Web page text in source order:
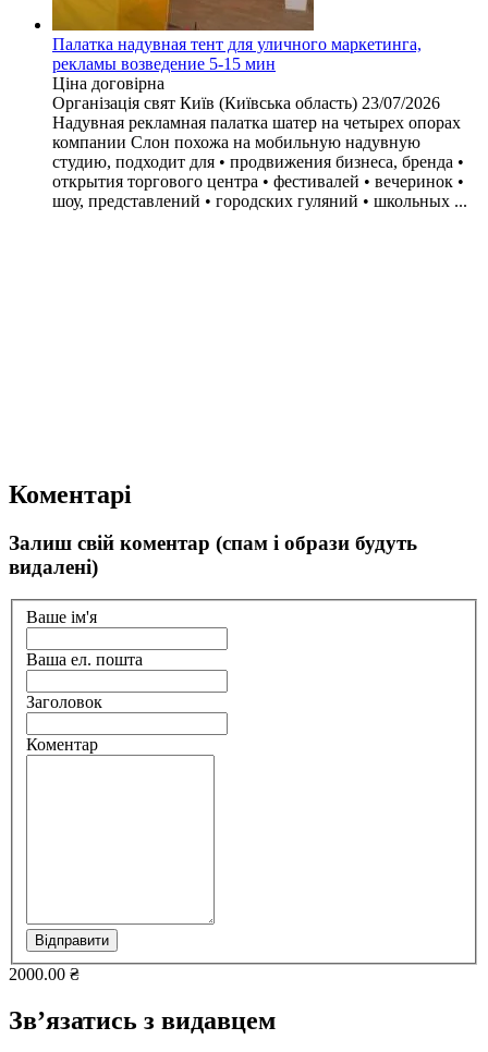
Палатка надувная тент для уличного маркетинга,
рекламы возведение 5-15 мин
Ціна договірна
Організація свят Київ (Київська область) 23/07/2026
Надувная рекламная палатка шатер на четырех опорах
компании Слон похожа на мобильную надувную
студию, подходит для • продвижения бизнеса, бренда •
открытия торгового центра • фестивалей • вечеринок •
шоу, представлений • городских гуляний • школьных ...
Коментарі
Залиш свій коментар (спам і образи будуть
видалені)
Ваше ім'я
Ваша ел. пошта
Заголовок
Коментар
Відправити
2000.00 ₴
Зв’язатись з видавцем